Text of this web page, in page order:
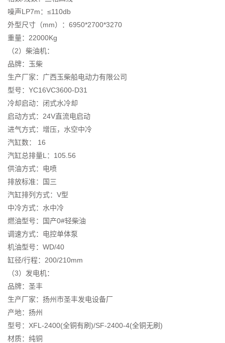
噪声LP7m：≤110db
外型尺寸（mm）：6950*2700*3270
重量：22000Kg
（2）柴油机：
品牌：玉柴
生产厂家：广西玉柴船电动力有限公司
型号：YC16VC3600-D31
冷却启动：闭式水冷却
启动方式：24V直流电启动
进气方式：增压，水空中冷
汽缸数： 16
汽缸总排量L：105.56
供油方式：电喷
排放标准：国三
汽缸排列方式：V型
中冷方式：水中冷
燃油型号：国产0#轻柴油
调速方式：电控单体泵
机油型号：WD/40
缸径/行程：200/210mm
（3）发电机：
品牌：圣丰
生产厂家：扬州市圣丰发电设备厂
产地：扬州
型号：XFL-2400(全铜有刷)/SF-2400-4(全铜无刷)
材质：纯铜